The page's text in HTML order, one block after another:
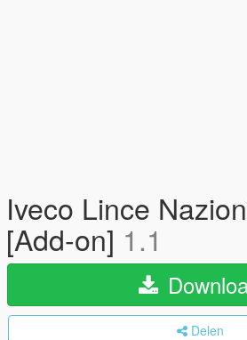
Iveco Lince
[Add-on] 1.1
Delen